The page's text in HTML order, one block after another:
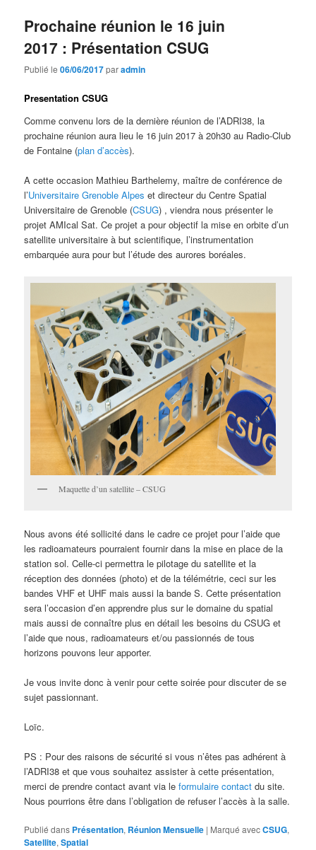
Prochaine réunion le 16 juin
2017 : Présentation CSUG
Publié le06/06/2017paradmin
Presentation CSUG
Comme convenu lors de la dernière réunion de l’ADRI38, la
prochaine réunion aura lieu le 16 juin 2017 à 20h30 au Radio-Club
de Fontaine (plan d’accès).
A cette occasion Mathieu Barthelemy, maître de conférence de
l’Universitaire Grenoble Alpes et directeur du Centre Spatial
Universitaire de Grenoble (CSUG) , viendra nous présenter le
projet AMIcal Sat. Ce projet a pour objectif la mise en orbite d’un
satellite universitaire à but scientifique, l’instrumentation
embarquée aura pour but l’étude des aurores boréales.
Maquette d’un satellite – CSUG
Nous avons été sollicité dans le cadre ce projet pour l’aide que
les radioamateurs pourraient fournir dans la mise en place de la
station sol. Celle-ci permettra le pilotage du satellite et la
réception des données (photo) et de la télémétrie, ceci sur les
bandes VHF et UHF mais aussi la bande S. Cette présentation
sera l’occasion d’en apprendre plus sur le domaine du spatial
mais aussi de connaître plus en détail les besoins du CSUG et
l’aide que nous, radioamateurs et/ou passionnés de tous
horizons pouvons leur apporter.
Je vous invite donc à venir pour cette soirée pour discuter de se
sujet passionnant.
Loïc.
PS : Pour des raisons de sécurité si vous n’êtes pas adhérent à
l’ADRI38 et que vous souhaitez assister à cette présentation,
merci de prendre contact avant via leformulaire contact du site.
Nous pourrions être dans l’obligation de refuser l’accès à la salle.
Publié dans Présentation, Réunion Mensuelle | Marqué avecCSUG,
Satellite,Spatial